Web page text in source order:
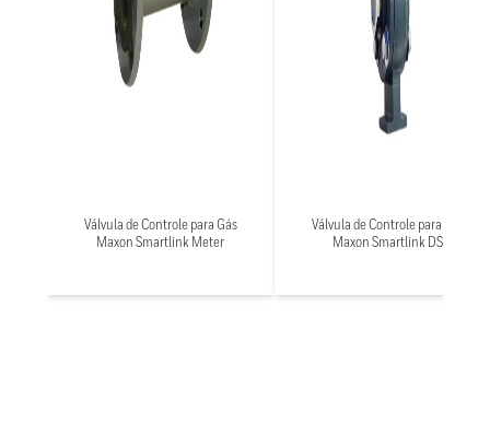
Válvula de Controle para Gás
Maxon Smartlink Meter
Válvula de Controle para Gás
Maxon Smartlink DS